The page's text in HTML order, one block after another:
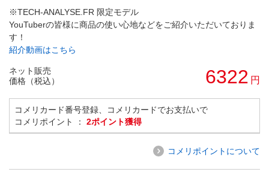
※TECH-ANALYSE.FR 限定モデル
YouTuberの皆様に商品の使い心地などをご紹介いただいておりま
す！
紹介動画はこちら
ネット販売
価格（税込）
6322 円
コメリカード番号登録、コメリカードでお支払いで
コメリポイント ： 2ポイント獲得
コメリポイントについて